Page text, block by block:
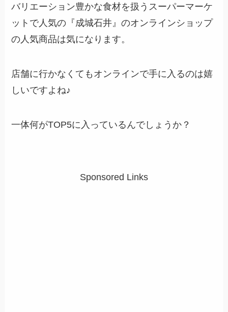
バリエーション豊かな食材を扱うスーパーマーケ
ットで人気の『成城石井』のオンラインショップ
の人気商品は気になります。
店舗に行かなくてもオンラインで手に入るのは嬉
しいですよね♪
一体何がTOP5に入っているんでしょうか？
Sponsored Links